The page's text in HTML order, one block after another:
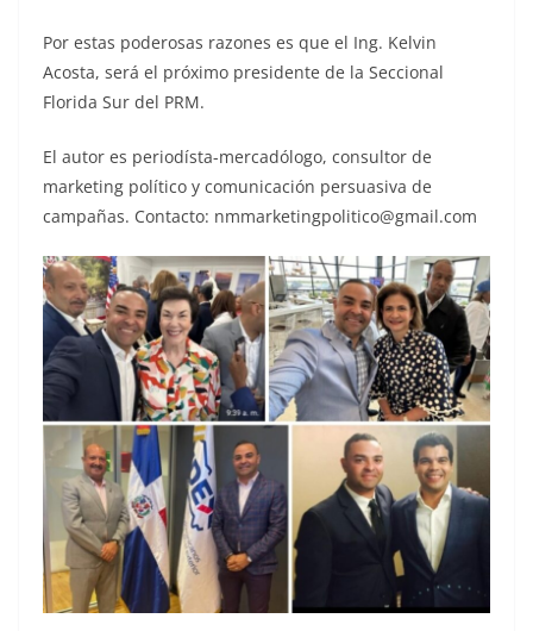
Por estas poderosas razones es que el Ing. Kelvin
Acosta, será el próximo presidente de la Seccional
Florida Sur del PRM.
El autor es periodísta-mercadólogo, consultor de
marketing político y comunicación persuasiva de
campañas. Contacto: nmmarketingpolitico@gmail.com